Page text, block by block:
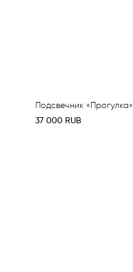
Подсвечник «Прогулка»
37 000 RUB